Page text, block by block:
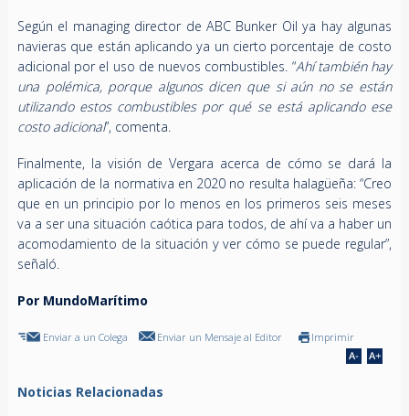
Según el managing director de ABC Bunker Oil ya hay algunas
navieras que están aplicando ya un cierto porcentaje de costo
adicional por el uso de nuevos combustibles. “Ahí también hay
una polémica, porque algunos dicen que si aún no se están
utilizando estos combustibles por qué se está aplicando ese
costo adicional”, comenta.
Finalmente, la visión de Vergara acerca de cómo se dará la
aplicación de la normativa en 2020 no resulta halagüeña: “Creo
que en un principio por lo menos en los primeros seis meses
va a ser una situación caótica para todos, de ahí va a haber un
acomodamiento de la situación y ver cómo se puede regular”,
señaló.
Por MundoMarítimo
Enviar a un Colega Enviar un Mensaje al Editor Imprimir
Noticias Relacionadas